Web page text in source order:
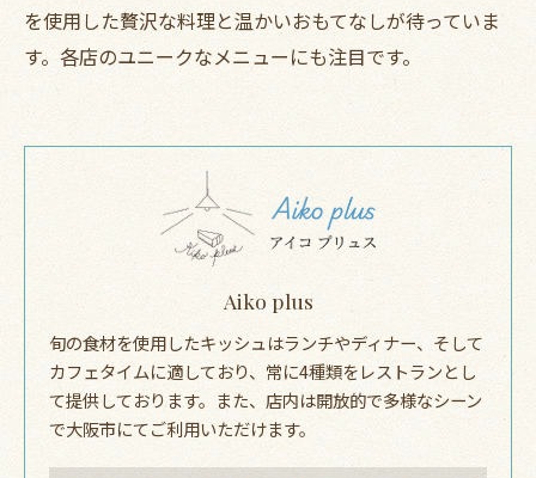
を使用した贅沢な料理と温かいおもてなしが待っていま
す。各店のユニークなメニューにも注目です。
Aiko plus
旬の食材を使用したキッシュはランチやディナー、そして
カフェタイムに適しており、常に4種類をレストランとし
て提供しております。また、店内は開放的で多様なシーン
で大阪市にてご利用いただけます。